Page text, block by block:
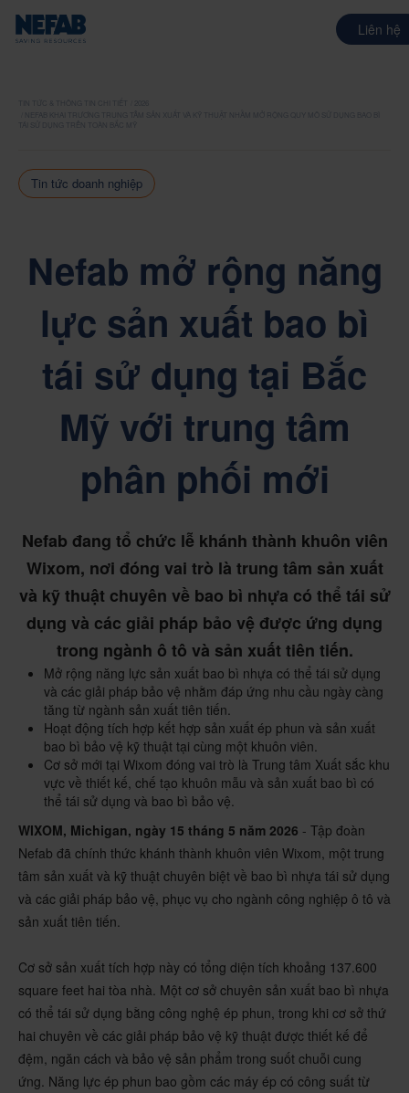
Liên hệ
NEFAB KHAI TRƯƠNG TRUNG TÂM SẢN XUẤT VÀ KỸ THUẬT NHẰM MỞ RỘNG QUY MÔ SỬ DỤNG BAO BÌ
TÁI SỬ DỤNG TRÊN TOÀN BẮC MỸ
Tin tức doanh nghiệp
Nefab mở rộng năng
lực sản xuất bao bì
tái sử dụng tại Bắc
Mỹ với trung tâm
phân phối mới
Nefab đang tổ chức lễ khánh thành khuôn viên
Wixom, nơi đóng vai trò là trung tâm sản xuất
và kỹ thuật chuyên về bao bì nhựa có thể tái sử
dụng và các giải pháp bảo vệ được ứng dụng
trong ngành ô tô và sản xuất tiên tiến.
Mở rộng năng lực sản xuất bao bì nhựa có thể tái sử dụng
và các giải pháp bảo vệ nhằm đáp ứng nhu cầu ngày càng
tăng từ ngành sản xuất tiên tiến.
Hoạt động tích hợp kết hợp sản xuất ép phun và sản xuất
bao bì bảo vệ kỹ thuật tại cùng một khuôn viên.
Cơ sở mới tại Wixom đóng vai trò là Trung tâm Xuất sắc khu
vực về thiết kế, chế tạo khuôn mẫu và sản xuất bao bì có
thể tái sử dụng và bao bì bảo vệ.
WIXOM, Michigan, ngày 15 tháng 5 năm 2026 - Tập đoàn
Nefab đã chính thức khánh thành khuôn viên Wixom, một trung
tâm sản xuất và kỹ thuật chuyên biệt về bao bì nhựa tái sử dụng
và các giải pháp bảo vệ, phục vụ cho ngành công nghiệp ô tô và
sản xuất tiên tiến.
Cơ sở sản xuất tích hợp này có tổng diện tích khoảng 137.600
square feet hai tòa nhà. Một cơ sở chuyên sản xuất bao bì nhựa
có thể tái sử dụng bằng công nghệ ép phun, trong khi cơ sở thứ
hai chuyên về các giải pháp bảo vệ kỹ thuật được thiết kế để
đệm, ngăn cách và bảo vệ sản phẩm trong suốt chuỗi cung
ứng. Năng lực ép phun bao gồm các máy ép có công suất từ